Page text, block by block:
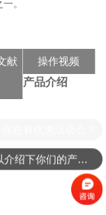
。
献
操作视频
产品介绍
可以介绍下你们的产品么？